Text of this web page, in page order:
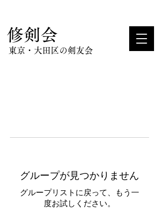
​修剣会
東京・大田区の剣友会
グループが見つかりません
グループリストに戻って、もう一
度お試しください。